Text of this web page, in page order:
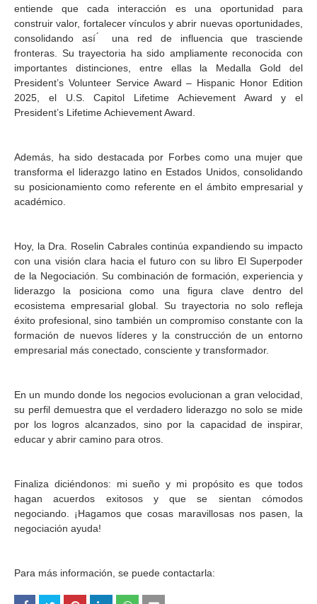
entiende que cada interacción es una oportunidad para
construir valor, fortalecer vínculos y abrir nuevas oportunidades,
consolidando así ́ una red de influencia que trasciende
fronteras. Su trayectoria ha sido ampliamente reconocida con
importantes distinciones, entre ellas la Medalla Gold del
President’s Volunteer Service Award – Hispanic Honor Edition
2025, el U.S. Capitol Lifetime Achievement Award y el
President’s Lifetime Achievement Award.
Además, ha sido destacada por Forbes como una mujer que
transforma el liderazgo latino en Estados Unidos, consolidando
su posicionamiento como referente en el ámbito empresarial y
académico.
Hoy, la Dra. Roselin Cabrales continúa expandiendo su impacto
con una visión clara hacia el futuro con su libro El Superpoder
de la Negociación. Su combinación de formación, experiencia y
liderazgo la posiciona como una figura clave dentro del
ecosistema empresarial global. Su trayectoria no solo refleja
éxito profesional, sino también un compromiso constante con la
formación de nuevos líderes y la construcción de un entorno
empresarial más conectado, consciente y transformador.
En un mundo donde los negocios evolucionan a gran velocidad,
su perfil demuestra que el verdadero liderazgo no solo se mide
por los logros alcanzados, sino por la capacidad de inspirar,
educar y abrir camino para otros.
Finaliza diciéndonos: mi sueño y mi propósito es que todos
hagan acuerdos exitosos y que se sientan cómodos
negociando. ¡Hagamos que cosas maravillosas nos pasen, la
negociación ayuda!
Para más información, se puede contactarla: